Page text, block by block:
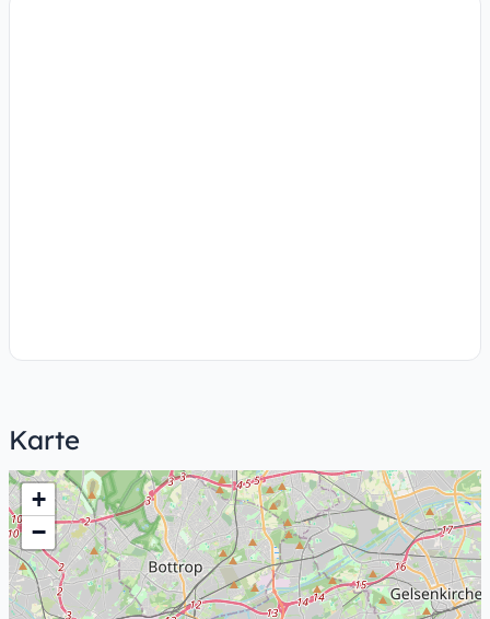
Karte
+
−